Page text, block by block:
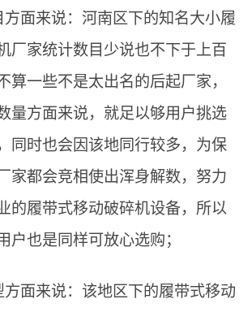
面来说：河南区下的知名大小履
厂家统计数目少说也不下于上百
算一些不是太出名的后起厂家，
量方面来说，就足以够用户挑选
同时也会因该地同行较多，为保
家都会竞相使出浑身解数，努力
的履带式移动破碎机设备，所以
户也是同样可放心选购；
面来说：该地区下的履带式移动